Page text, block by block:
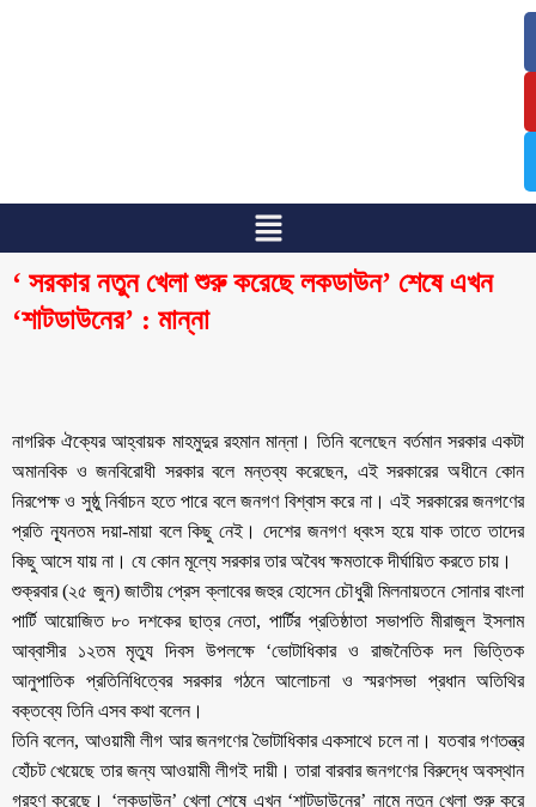
‘ সরকার নতুন খেলা শুরু করেছে লকডাউন’ শেষে এখন
‘শাটডাউনের’ : মান্না
নাগরিক ঐক্যের আহ্বায়ক মাহমুদুর রহমান মান্না। তিনি বলেছেন বর্তমান সরকার একটা
অমানবিক ও জনবিরোধী সরকার বলে মন্তব্য করেছেন, এই সরকারের অধীনে কোন
নিরপেক্ষ ও সুষ্ঠু নির্বাচন হতে পারে বলে জনগণ বিশ্বাস করে না। এই সরকারের জনগণের
প্রতি ন্যূনতম দয়া-মায়া বলে কিছু নেই। দেশের জনগণ ধ্বংস হয়ে যাক তাতে তাদের
কিছু আসে যায় না। যে কোন মূল্যে সরকার তার অবৈধ ক্ষমতাকে দীর্ঘায়িত করতে চায়।
শুক্রবার (২৫ জুন) জাতীয় প্রেস ক্লাবের জহুর হোসেন চৌধুরী মিলনায়তনে সোনার বাংলা
পার্টি আয়োজিত ৮০ দশকের ছাত্র নেতা, পার্টির প্রতিষ্ঠাতা সভাপতি মীরাজুল ইসলাম
আব্বাসীর ১২তম মৃত্যু দিবস উপলক্ষে ‘ভোটাধিকার ও রাজনৈতিক দল ভিত্তিক
আনুপাতিক প্রতিনিধিত্বের সরকার গঠনে আলোচনা ও স্মরণসভা প্রধান অতিথির
বক্তব্যে তিনি এসব কথা বলেন।
তিনি বলেন, আওয়ামী লীগ আর জনগণের ভৈাটাধিকার একসাথে চলে না। যতবার গণতন্ত্র
হোঁচট খেয়েছে তার জন্য আওয়ামী লীগই দায়ী। তারা বারবার জনগণের বিরুদ্ধে অবস্থান
গ্রহণ করেছে। ‘লকডাউন’ খেলা শেষে এখন ‘শাটডাউনের’ নামে নতুন খেলা শুরু করে